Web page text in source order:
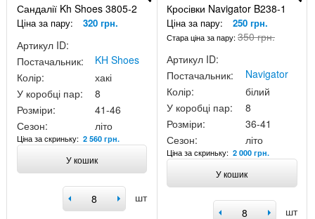
Сандалії Kh Shoes 3805-2
Ціна за пару: 320 грн.
Артикул ID:
Постачальник:
KH Shoes
Колір:
хакі
У коробці пар:
8
Розміри:
41-46
Сезон:
літо
Ціна за скриньку: 2 560 грн.
У кошик
шт
Кросівки Navigator B238-1
Ціна за пару: 250 грн.
Стара ціна за пару:350 грн.
Артикул ID:
Постачальник:
Navigator
Колір:
білий
У коробці пар:
8
Розміри:
36-41
Сезон:
літо
Ціна за скриньку:2 000 грн.
У кошик
шт